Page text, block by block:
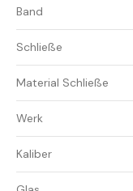
Band
Schließe
Material Schließe
Werk
Kaliber